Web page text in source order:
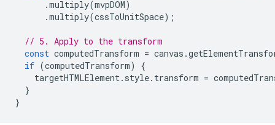
.multiply(mvpDOM)
.multiply(cssToUnitSpace);
// 5. Apply to the transform
const computedTransform = canvas .
if (computedTransform)
{
targetHTMLElement. style. transform =
}
}